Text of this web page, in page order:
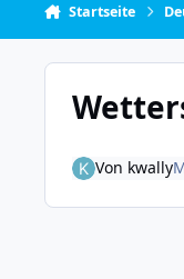
Startseite
Von kwally